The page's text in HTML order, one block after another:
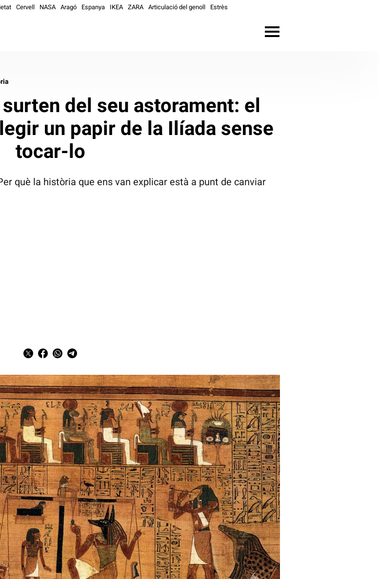
Cervell NASA Aragó Espanya IKEA ZARA Articulació del genoll Estrès
del seu astorament: el
un papir de la Ilíada sense
tocar-lo
què la història que ens van explicar està a punt de canviar